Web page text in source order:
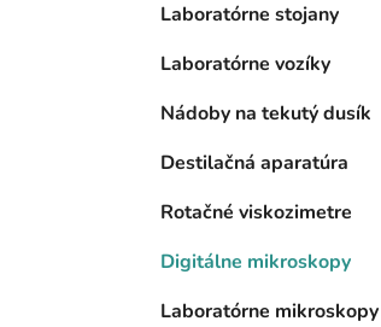
Laboratórne stojany
Laboratórne vozíky
Nádoby na tekutý dusík
Destilačná aparatúra
Rotačné viskozimetre
Digitálne mikroskopy
Laboratórne mikroskopy